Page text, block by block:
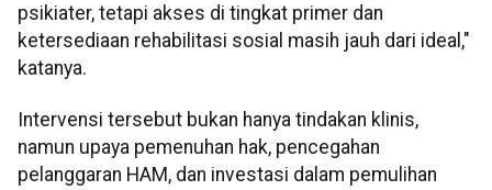
psikiater, tetapi akses di tingkat primer dan
ketersediaan rehabilitasi sosial masih jauh dari ideal,"
katanya.
Intervensi tersebut bukan hanya tindakan klinis,
namun upaya pemenuhan hak, pencegahan
pelanggaran HAM, dan investasi dalam pemulihan